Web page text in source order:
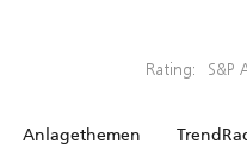
Rating: S&P
Anlagethemen